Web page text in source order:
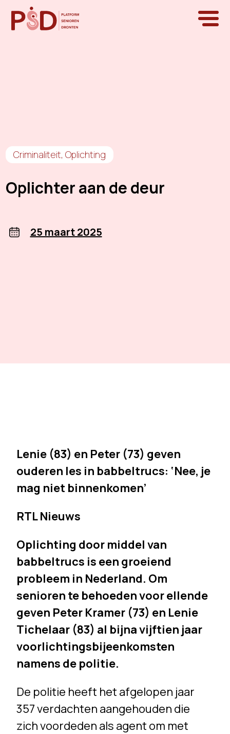
Criminaliteit,Oplichting
Oplichter aan de deur
25 maart 2025
Lenie (83) en Peter (73) geven
ouderen les in babbeltrucs: ‘Nee, je
mag niet binnenkomen’
RTL Nieuws
Oplichting door middel van
babbeltrucs is een groeiend
probleem in Nederland. Om
senioren te behoeden voor ellende
geven Peter Kramer (73) en Lenie
Tichelaar (83) al bijna vijftien jaar
voorlichtingsbijeenkomsten
namens de politie.
De politie heeft het afgelopen jaar
357 verdachten aangehouden die
zich voordeden als agent om met